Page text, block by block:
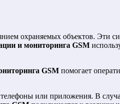
охраняемых объектов. Эти
и мониторинга GSM
GSM помогает
или приложения. В